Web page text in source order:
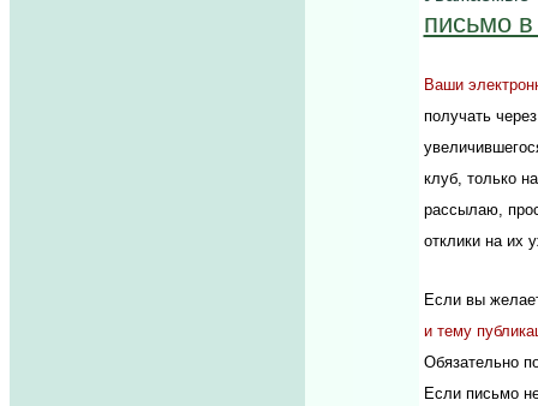
письмо
Ваши
получать
клуб, только
рассылаю,
отклики на их
Если вы
и тему
Обязательно
Если письмо